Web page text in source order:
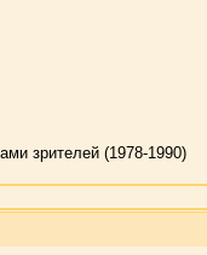
зрителей (1978-1990)